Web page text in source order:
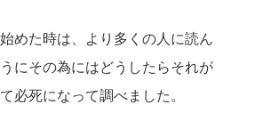
めた時は、より多くの人に読ん
にその為にはどうしたらそれが
必死になって調べました。